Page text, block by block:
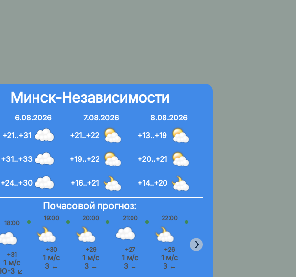
Минск-Независимости
6.08.2026
+21..+31
+31..+33
+24..+30
7.08.2026
+21..+22
+19..+22
+16..+21
8.08.2026
+13..+19
+20..+21
+14..+20
Почасовой прогноз:
18:00
+31
1 м/с
Ю-З ↙
19:00
+30
1 м/с
З ←
20:00
+29
1 м/с
З ←
21:00
+27
1 м/с
З ←
22:00
+26
1 м/с
З ←